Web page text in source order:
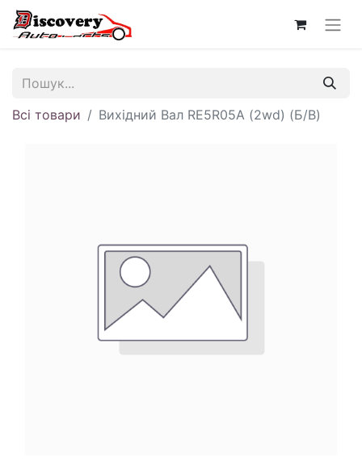
Всі товари Вихідний Вал RE5R05A (2wd) (Б/В)